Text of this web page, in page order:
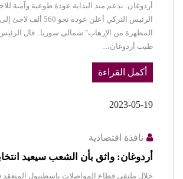
أردوغان: ندعم منذ البداية عودة طوعية وآمنة
الرئيس التركي أعلن عودة نحو
المطهرة من الإرهاب" شمالي سوريا.. قال
طيب أردوغان،...
أكمل القراءة
2023-05-19
نافذة اقتصادية
أردوغان: واثق بأن الشعب سيعيد
خلال ملتقى قطاع المواصلات بإسطنبول المنعقد